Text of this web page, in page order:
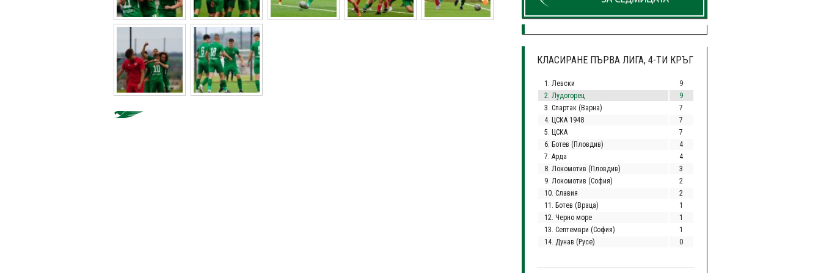
КЛАСИРАНЕ ПЪРВА ЛИГА, 4-ТИ КРЪГ
1. Левски
9
2. Лудогорец
9
3. Спартак (Варна)
7
4. ЦСКА 1948
7
5. ЦСКА
7
6. Ботев (Пловдив)
4
7. Арда
4
8. Локомотив (Пловдив)
3
9. Локомотив (София)
2
10. Славия
2
11. Ботев (Враца)
1
12. Черно море
1
13. Септември (София)
1
14. Дунав (Русе)
0